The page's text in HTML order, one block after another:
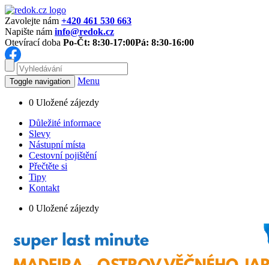
Zavolejte nám +420 461 530 663
Napište nám info@redok.cz
Otevírací doba Po-Čt: 8:30-17:00Pá: 8:30-16:00
Toggle navigation Menu
0 Uložené zájezdy
Důležité informace
Slevy
Nástupní místa
Cestovní pojištění
Přečtěte si
Tipy
Kontakt
0 Uložené zájezdy